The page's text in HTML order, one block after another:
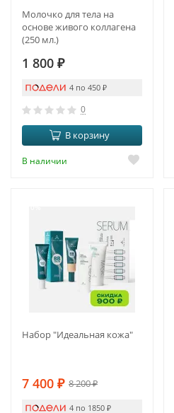
Молочко для тела на
основе живого коллагена
(250 мл.)
1 800 ₽
4 по 450 ₽
0
В корзину
В наличии
Набор "Идеальная кожа"
7 400 ₽ 8 200₽
4 по 1850 ₽